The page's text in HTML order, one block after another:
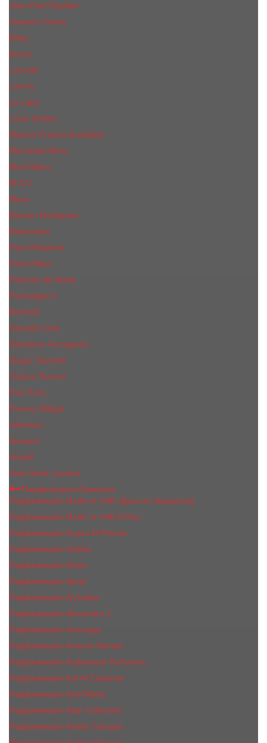
Jean Paul Gaultier
Joaquin Сortes
Kilian
Kenzo
Lacoste
Lanvin
Le Labo
Louis Vuitton
Maison Francis Kurkdjian
Mercedes-Benz
Mont Blanc
M.А.C.
Mexx
Narciso Rodriguez
Nasomatto
Paco Rabanne
Paris Hilton
Parfums de Marly
Penhaligon​'s
RicHarD
Salvador Dali
Salvatore Ferragamo
Sergio Tacchini
Tiziana Terenzi
Tom Ford
Tommy Hilfiger
Valentino
Versace
Xerjoff
Yves Saint Laurent
Парфюмерия Премиум
Парфюмерия Made In UAE (Духи из Эмиратов)
Парфюмерия Made In UAE A Plus
Парфюмерия Acqua Di Parma
Парфюмерия Adisha
Парфюмерия Afnan
Парфюмерия Ajmal
Парфюмерия Aj Arabia
Парфюмерия Alexandre J.
Парфюмерия Amouage
Парфюмерия Antonio Maretti
Парфюмерия Arabesque Perfumes
Парфюмерия Ard Al Zaafaran
Парфюмерия ArteOlfatto
Парфюмерия Attar Collection
Парфюмерия Atelier Cologne